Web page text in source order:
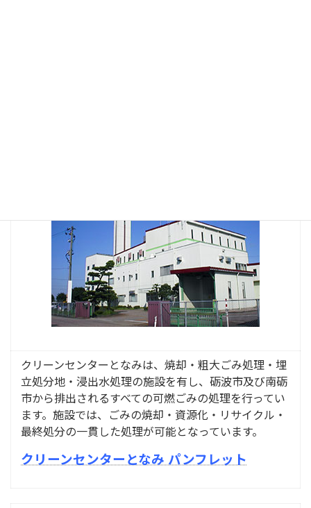
クリーンセンターとなみは、焼却・粗大ごみ処理・埋
立処分地・浸出水処理の施設を有し、砺波市及び南砺
市から排出されるすべての可燃ごみの処理を行ってい
ます。 施設では、ごみの焼却・資源化・リサイクル・
最終処分の一貫した処理が可能となっています。
クリーンセンターとなみ パンフレット